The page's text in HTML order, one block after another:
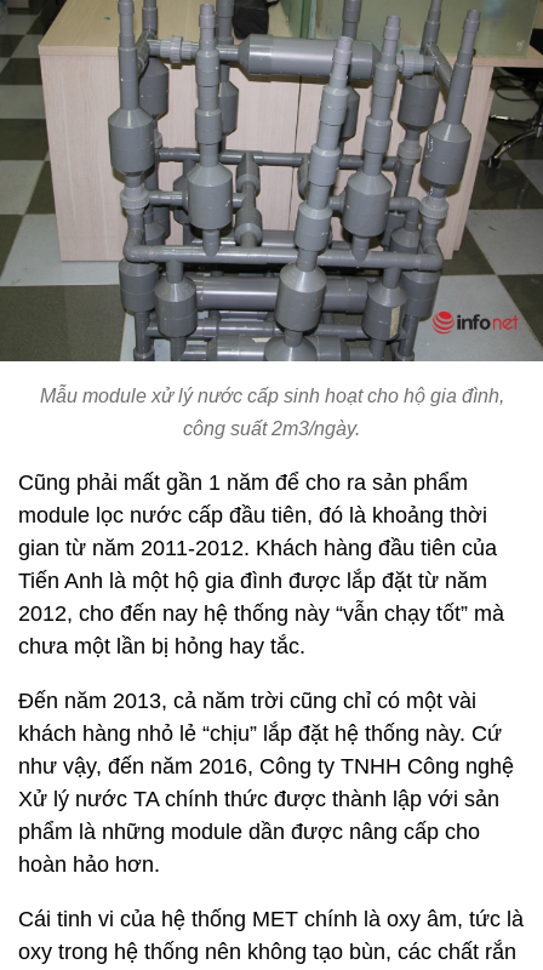
Mẫu module xử lý nước cấp sinh hoạt cho hộ gia đình,
công suất 2m3/ngày.
Cũng phải mất gần 1 năm để cho ra sản phẩm
module lọc nước cấp đầu tiên, đó là khoảng thời
gian từ năm 2011-2012. Khách hàng đầu tiên của
Tiến Anh là một hộ gia đình được lắp đặt từ năm
2012, cho đến nay hệ thống này “vẫn chạy tốt” mà
chưa một lần bị hỏng hay tắc.
Đến năm 2013, cả năm trời cũng chỉ có một vài
khách hàng nhỏ lẻ “chịu” lắp đặt hệ thống này. Cứ
như vậy, đến năm 2016, Công ty TNHH Công nghệ
Xử lý nước TA chính thức được thành lập với sản
phẩm là những module dần được nâng cấp cho
hoàn hảo hơn.
Cái tinh vi của hệ thống MET chính là oxy âm, tức là
oxy trong hệ thống nên không tạo bùn, các chất rắn